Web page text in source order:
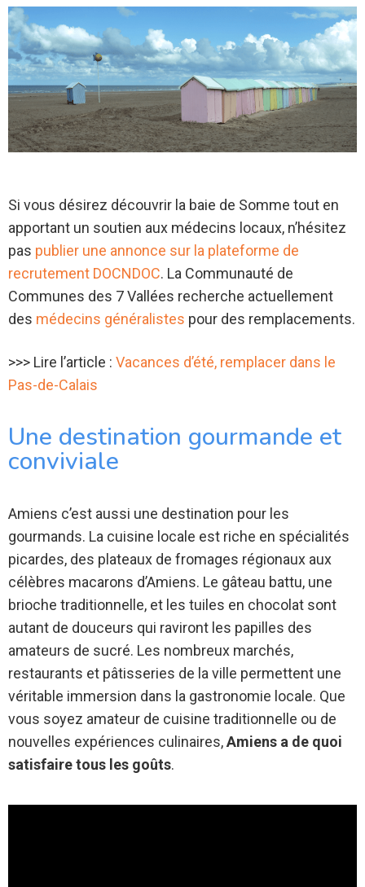
Si vous désirez découvrir la baie de Somme tout en
apportant un soutien aux médecins locaux, n’hésitez
pas publier une annonce sur la plateforme de
recrutement DOCNDOC. La Communauté de
Communes des 7 Vallées recherche actuellement
des médecins généralistes pour des remplacements.
>>> Lire l’article : Vacances d’été, remplacer dans le
Pas-de-Calais
Une destination gourmande et
conviviale
Amiens c’est aussi une destination pour les
gourmands. La cuisine locale est riche en spécialités
picardes, des plateaux de fromages régionaux aux
célèbres macarons d’Amiens. Le gâteau battu, une
brioche traditionnelle, et les tuiles en chocolat sont
autant de douceurs qui raviront les papilles des
amateurs de sucré. Les nombreux marchés,
restaurants et pâtisseries de la ville permettent une
véritable immersion dans la gastronomie locale. Que
vous soyez amateur de cuisine traditionnelle ou de
nouvelles expériences culinaires,Amiens a de quoi
satisfaire tous les goûts.